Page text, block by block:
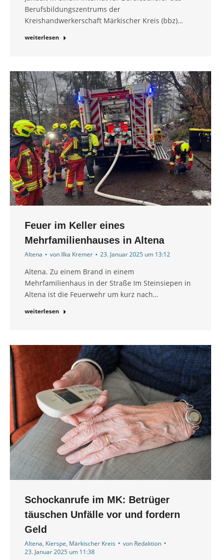
Berufsbildungszentrums der
Kreishandwerkerschaft Märkischer Kreis (bbz)…
weiterlesen
Feuer im Keller eines
Mehrfamilienhauses in Altena
Altena von Ilka Kremer 23. Januar 2025 um 13:12
Altena. Zu einem Brand in einem
Mehrfamilienhaus in der Straße Im Steinsiepen in
Altena ist die Feuerwehr um kurz nach…
weiterlesen
Schockanrufe im MK: Betrüger
täuschen Unfälle vor und fordern
Geld
Altena, Kierspe, Märkischer Kreis von Redaktion
23. Januar 2025 um 11:38